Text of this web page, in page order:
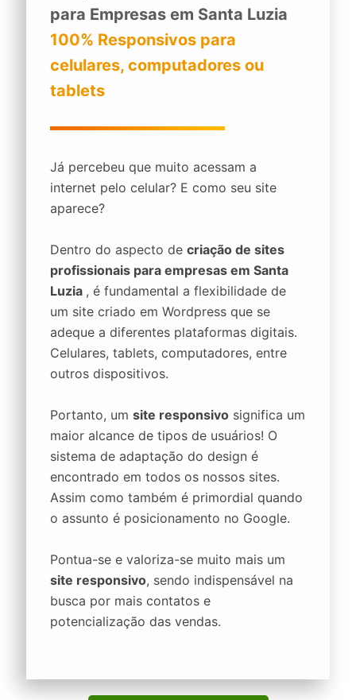
para Empresas em Santa Luzia
100% Responsivos para
celulares, computadores ou
tablets
Já percebeu que muito acessam a
internet pelo celular? E como seu site
aparece?
Dentro do aspecto de criação de sites
profissionais para empresas em Santa
Luzia , é fundamental a flexibilidade de
um site criado em Wordpress que se
adeque a diferentes plataformas digitais.
Celulares, tablets, computadores, entre
outros dispositivos.
Portanto, um site responsivo significa um
maior alcance de tipos de usuários! O
sistema de adaptação do design é
encontrado em todos os nossos sites.
Assim como também é primordial quando
o assunto é posicionamento no Google.
Pontua-se e valoriza-se muito mais um
site responsivo, sendo indispensável na
busca por mais contatos e
potencialização das vendas.